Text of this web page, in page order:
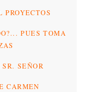
PUES TOMA
SEÑOR
CARMEN